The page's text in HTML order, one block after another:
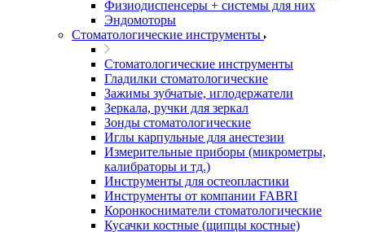
Физиодиспенсеры + системы для них
Эндомоторы
Стоматологические инструменты
Стоматологические инструменты
Гладилки стоматологические
Зажимы зубчатые, иглодержатели
Зеркала, ручки для зеркал
Зонды стоматологические
Иглы карпульные для анестезии
Измерительные приборы (микрометры,
калибраторы и тд.)
Инструменты для остеопластики
Инструменты от компании FABRI
Коронкосниматели стоматологические
Кусачки костные (щипцы костные)